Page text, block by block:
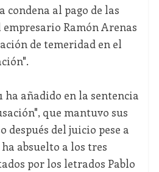
condena al pago de las
empresario Ramón Arenas
de temeridad en el
ha añadido en la sentencia
que mantuvo sus
después del juicio pese a
absuelto a los tres
por los letrados Pablo